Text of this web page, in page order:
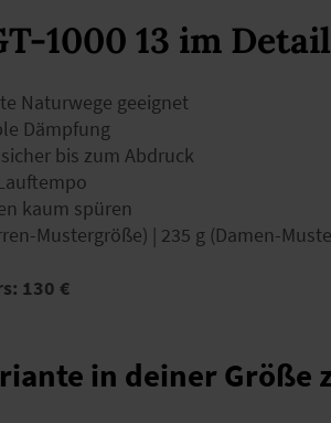
1000 13 im Detail
Naturwege geeignet
Dämpfung
bis zum Abdruck
kaum spüren
Mustergröße) | 235 g (Damen-
130 €
in deiner Größe